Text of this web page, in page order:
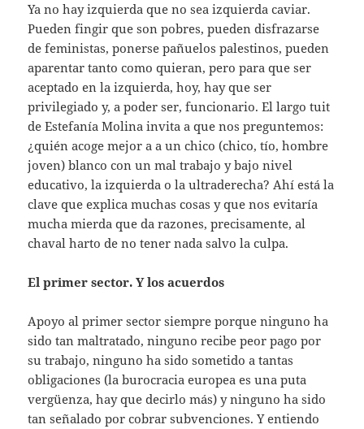
Ya no hay izquierda que no sea izquierda caviar.
Pueden fingir que son pobres, pueden disfrazarse
de feministas, ponerse pañuelos palestinos, pueden
aparentar tanto como quieran, pero para que ser
aceptado en la izquierda, hoy, hay que ser
privilegiado y, a poder ser, funcionario. El largo tuit
de Estefanía Molina invita a que nos preguntemos:
¿quién acoge mejor a a un chico (chico, tío, hombre
joven) blanco con un mal trabajo y bajo nivel
educativo, la izquierda o la ultraderecha? Ahí está la
clave que explica muchas cosas y que nos evitaría
mucha mierda que da razones, precisamente, al
chaval harto de no tener nada salvo la culpa.
El primer sector. Y los acuerdos
Apoyo al primer sector siempre porque ninguno ha
sido tan maltratado, ninguno recibe peor pago por
su trabajo, ninguno ha sido sometido a tantas
obligaciones (la burocracia europea es una puta
vergüenza, hay que decirlo más) y ninguno ha sido
tan señalado por cobrar subvenciones. Y entiendo